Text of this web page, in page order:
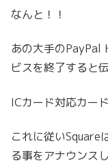
なんと！！
あの大手のPayPal
ビスを終了すると
ICカード対応カー
これに従いSquare
る事をアナウンス